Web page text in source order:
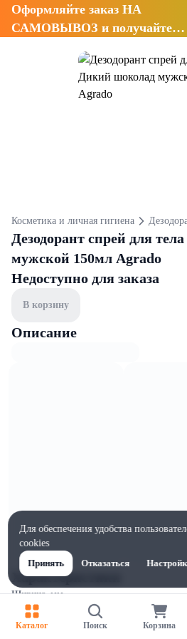
Оформляйте заказ НА
САМОВЫВОЗ и получайте
Косметика и личная гигиена
Дезодорант спрей для
мужской 150мл Agrado
Недоступно для заказа
В корзину
Описание
Характеристики
Ширина, мм
Высота, мм
Каталог Поиск Корзина
Для обеспечения удобства
cookies
Принять
Отказаться